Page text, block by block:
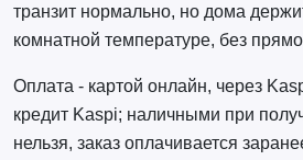
транзит нормально, но дома
комнатной температуре, без
Оплата - картой онлайн, через
кредит Kaspi; наличными при
нельзя, заказ оплачивается